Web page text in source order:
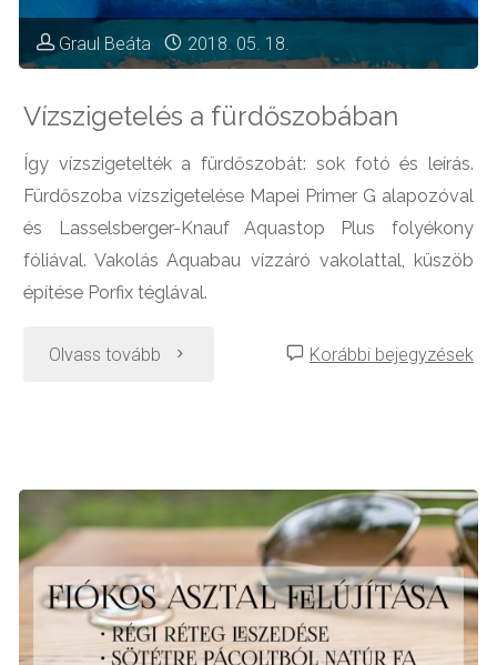
Graul Beáta 2018. 05. 18.
Vízszigetelés a fürdőszobában
Így vízszigetelték a fürdőszobát: sok fotó és leírás.
Fürdőszoba vízszigetelése Mapei Primer G alapozóval
és Lasselsberger-Knauf Aquastop Plus folyékony
fóliával. Vakolás Aquabau vízzáró vakolattal, küszöb
építése Porfix téglával.
Olvass tovább "Vízszigetelés Korábbi bejegyzések